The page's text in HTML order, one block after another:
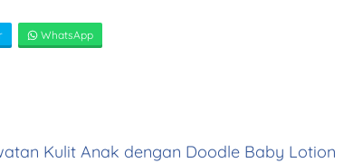
WhatsApp
Kulit Anak dengan Doodle Baby Lotion